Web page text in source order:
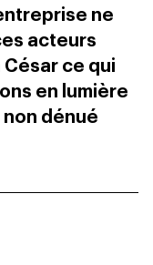
ne
acteurs
ce qui
en lumière
dénué